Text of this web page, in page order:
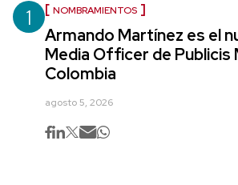
1 NOMBRAMIENTOS
Armando Martínez es el
Media Officer de Publicis
Colombia
agosto 5, 2026